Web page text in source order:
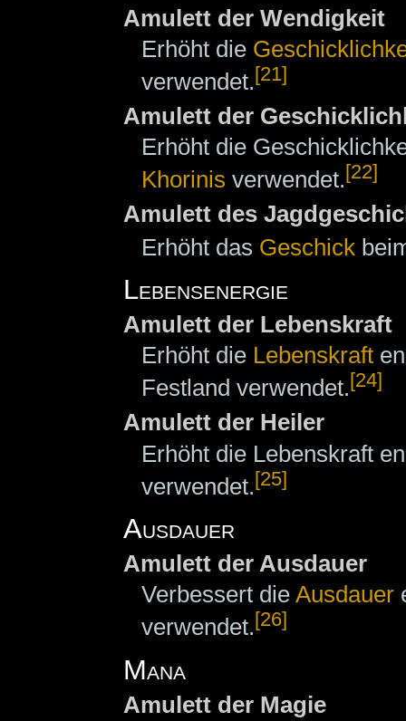
Amulett der Wendigkeit
Erhöht die
verwendet.[21]
Amulett der
Erhöht die
Khorinis verwendet.[22]
Amulett des
Erhöht das Geschick
Lebensenergie
Amulett der Lebenskraft
Erhöht die Lebenskraft
Festland verwendet.[24]
Amulett der Heiler
Erhöht die Lebenskraft
verwendet.[25]
Ausdauer
Amulett der Ausdauer
Verbessert die Ausdauer
verwendet.[26]
Mana
Amulett der Magie